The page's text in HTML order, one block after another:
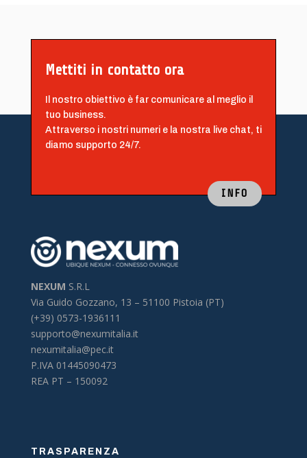
Mettiti in contatto ora
Il nostro obiettivo è far comunicare al meglio il
tuo business.
Attraverso i nostri numeri e la nostra live chat, ti
diamo supporto 24/7.
INFO
NEXUM S.R.L
Via Guido Gozzano, 13 – 51100 Pistoia (PT)
(+39) 0573-1936111
supporto@nexumitalia.it
nexumitalia@pec.it
P.IVA 01445090473
REA PT – 150092
TRASPARENZA